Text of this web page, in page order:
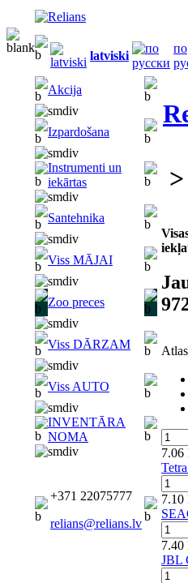
latviski
по
Akcija
Izpardošana
Instrumenti un
iekārtas
Santehnika
Viss MĀJAI
Zoo preces
Viss DĀRZAM
Viss AUTO
INVENTĀRA
NOMA
+371 22075777
relians@relians.lv
>
7.06
7.10
7.40
JBL